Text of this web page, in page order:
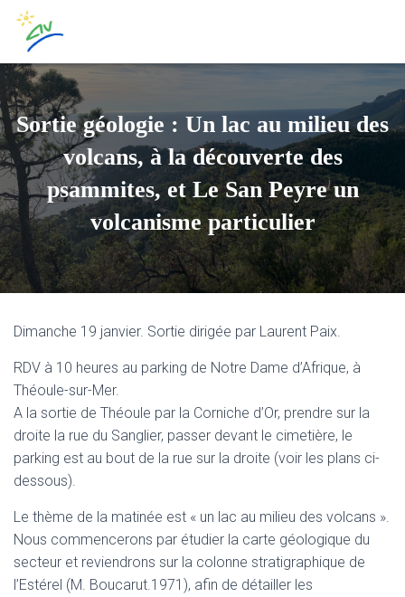
Sortie géologie : Un lac au milieu des
volcans, à la découverte des
psammites, et Le San Peyre un
volcanisme particulier
Dimanche 19 janvier. Sortie dirigée par Laurent Paix.
RDV à 10 heures au parking de Notre Dame d’Afrique, à
Théoule-sur-Mer.
A la sortie de Théoule par la Corniche d’Or, prendre sur la
droite la rue du Sanglier, passer devant le cimetière, le
parking est au bout de la rue sur la droite (voir les plans ci-
dessous).
Le thème de la matinée est « un lac au milieu des volcans ».
Nous commencerons par étudier la carte géologique du
secteur et reviendrons sur la colonne stratigraphique de
l’Estérel (M. Boucarut.1971), afin de détailler les